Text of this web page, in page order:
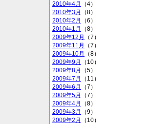
2010年4月
（4）
2010年3月
（8）
2010年2月
（6）
2010年1月
（8）
2009年12月
（7）
2009年11月
（7）
2009年10月
（8）
2009年9月
（10）
2009年8月
（5）
2009年7月
（11）
2009年6月
（7）
2009年5月
（7）
2009年4月
（8）
2009年3月
（9）
2009年2月
（10）